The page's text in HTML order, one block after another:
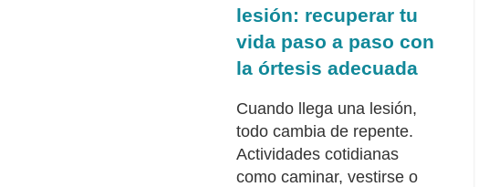
lesión: recuperar tu
vida paso a paso con
la órtesis adecuada
Cuando llega una lesión,
todo cambia de repente.
Actividades cotidianas
como caminar, vestirse o